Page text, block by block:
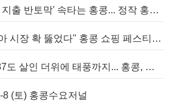
[홍콩뉴스] '관광객 지출 반토막' 속타는 홍콩... 정작 홍콩인들은 지갑 들고 해외로?
[홍콩경제] "동남아 시장 확 뚫었다" 홍콩 쇼핑 페스티벌, 매출 대박 행진
[홍콩날씨] 체감 37도 살인 더위에 태풍까지... 홍콩, 주말 내내 '초비상'
(토) 홍콩수요저널